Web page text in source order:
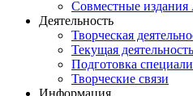
Совместные
Деятельность
Творческая
Текущая деятельность
Подготовка
Творческие связи
Информация